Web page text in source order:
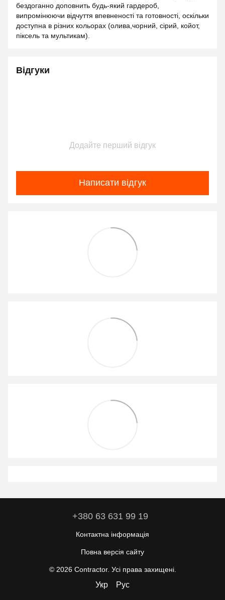
бездоганно доповнить будь-який гардероб,
випромінюючи відчуття впевненості та готовності, оскільки
доступна в різних кольорах (олива,чорний, сірий, койот,
піксель та мультикам).
Відгуки
Додайте перший відгук
Написати відгук
+380 63 631 99 19
Контактна інформація
Повна версія сайту
© 2026 Contractor. Усі права захищені.
Укр Рус